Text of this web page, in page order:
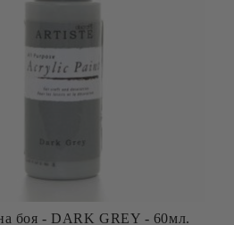
боя - DARK GREY - 60мл.